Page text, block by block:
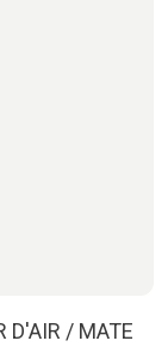
D'AIR / MATE